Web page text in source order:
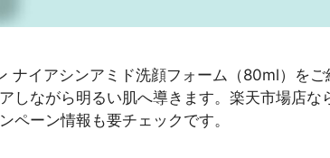
ナイアシンアミド洗顔フォーム（80ml）をご
しながら明るい肌へ導きます。楽天市場店な
ペーン情報も要チェックです。